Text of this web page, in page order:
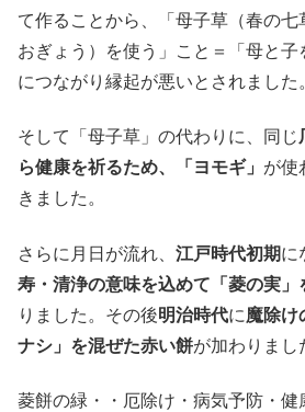
て作ることから、「母子草（春の七
おぎょう）を使う」こと＝「母と子
につながり縁起が悪いとされました
そして「母子草」の代わりに、同じ
ら健康を祈るため、「ヨモギ」 が使
きました。
さらに月日が流れ、 江戸時代初期に
寿・清浄の意味を込めて「菱の実」
りました。その後明治時代に魔除け
ナシ」を混ぜた赤い餅が加わりまし
菱餅の緑・・厄除け・病気予防・健